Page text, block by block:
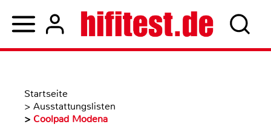
Startseite
> Ausstattungslisten
> Coolpad Modena